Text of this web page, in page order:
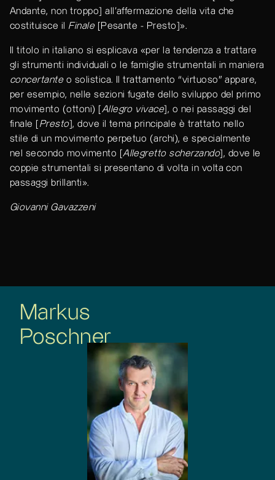
Andante, non troppo] all’affermazione della vita che
costituisce il Finale[Pesante - Presto]».
Il titolo in italiano si esplicava «per la tendenza a trattare
gli strumenti individuali o le famiglie strumentali in maniera
concertante o solistica. Il trattamento “virtuoso” appare,
per esempio, nelle sezioni fugate dello sviluppo del primo
movimento (ottoni) [ Allegro vivace], o nei passaggi del
finale [ Presto], dove il tema principale è trattato nello
stile di un movimento perpetuo (archi), e specialmente
nel secondo movimento [Allegretto scherzando], dove le
coppie strumentali si presentano di volta in volta con
passaggi brillanti».
Giovanni Gavazzeni
Markus
Poschner